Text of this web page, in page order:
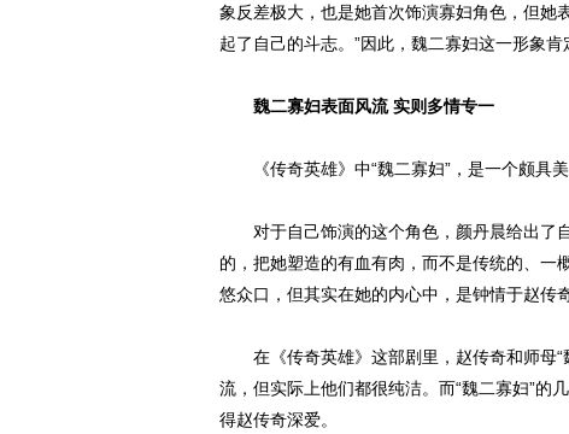
象反差极大，也是她首次饰演寡妇角色，但她
起了自己的斗志。”因此，魏二寡妇这一形象肯
魏二寡妇表面风流 实则多情专一
《传奇英雄》中“魏二寡妇”，是一个颇具美
对于自己饰演的这个角色，颜丹晨给出了自
的，把她塑造的有血有肉，而不是传统的、一
悠众口，但其实在她的内心中，是钟情于赵传
在《传奇英雄》这部剧里，赵传奇和师母“
流，但实际上他们都很纯洁。而“魏二寡妇”的
得赵传奇深爱。